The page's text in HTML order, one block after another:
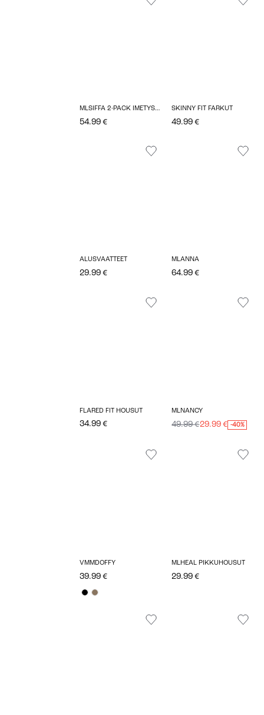
MLSIFFA 2-PACK IMETYSLIIVIIT
54.99 €
SKINNY FIT FARKUT
49.99 €
ALUSVAATTEET
29.99 €
MLANNA
64.99 €
FLARED FIT HOUSUT
34.99 €
MLNANCY
49.99 €29.99 € -40%
VMMDOFFY
39.99 €
MLHEAL PIKKUHOUSUT
29.99 €